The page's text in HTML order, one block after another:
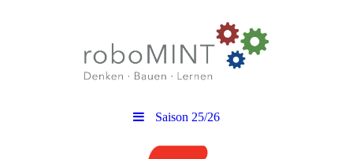
Saison 25/26